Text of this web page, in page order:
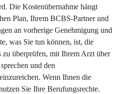
Die Kostenübernahme hängt
Plan, Ihrem BCBS-Partner und
an vorherige Genehmigung und
was Sie tun können, ist, die
zu überprüfen, mit Ihrem Arzt über
und den
Wenn Ihnen die
Sie Ihre Berufungsrechte.